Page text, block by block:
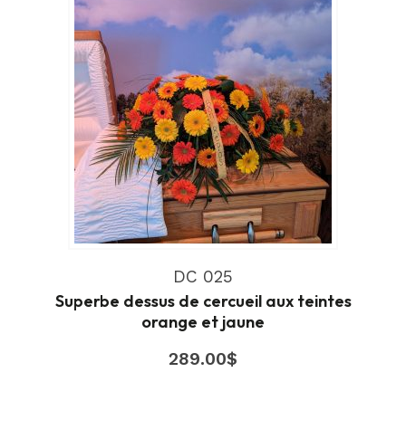
DC 025
Superbe dessus de cercueil aux teintes
orange et jaune
289.00$